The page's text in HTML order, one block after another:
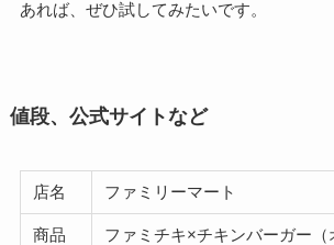
あれば、ぜひ試してみたいです。
値段、公式サイトなど
店名 ファミリーマート
商品
ファミチキ×チキンバーガー（